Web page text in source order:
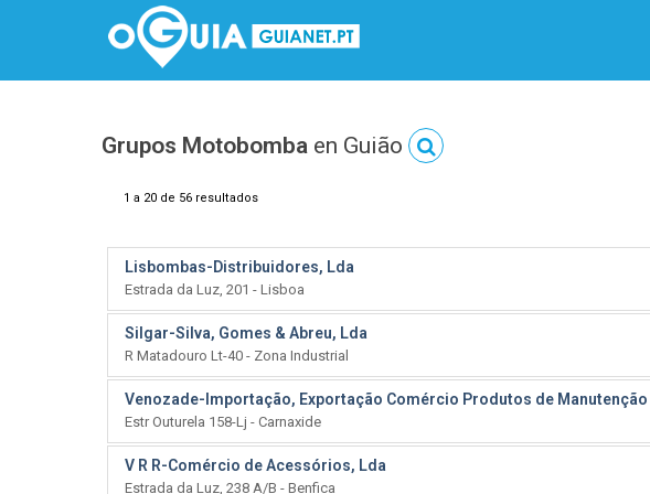
Grupos Motobomba en Guião
1 a 20 de 56 resultados
Lisbombas-Distribuidores, Lda
Estrada da Luz, 201 - Lisboa
Silgar-Silva, Gomes & Abreu, Lda
R Matadouro Lt-40 - Zona Industrial
Venozade-Importação, Exportação Comércio Produtos de Manutenção
Estr Outurela 158-Lj - Carnaxide
V R R-Comércio de Acessórios, Lda
Estrada da Luz, 238 A/B - Benfica